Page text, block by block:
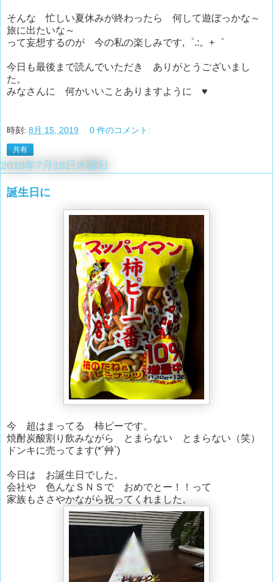
そんな 忙しい夏休みが終わったら 何して遊ぼっかな～
旅に出たいな～
って妄想するのが 今の私の楽しみです,゜.:。+゜
今日も最後まで読んでいただき ありがとうございまし
た。
みなさんに 何かいいことありますように ♥
時刻: 8月 15, 2019 0 件のコメント:
共有
2019年7月18日木曜日
誕生日に
今 超はまってる 柿ピーです。
焼酎炭酸割り飲みながら とまらない とまらない（笑）
ドンキに売ってます(*´艸`)
今日は お誕生日でした。
会社や 色んなＳＮＳで おめでとー！！って
家族もささやかながら祝ってくれました。